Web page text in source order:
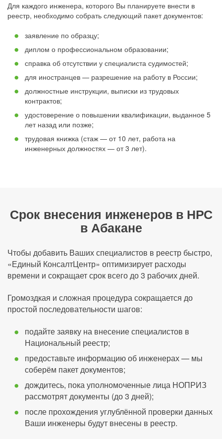
Для каждого инженера, которого Вы планируете внести в
реестр, необходимо собрать следующий пакет документов:
заявление по образцу;
диплом о профессиональном образовании;
справка об отсутствии у специалиста судимостей;
для иностранцев — разрешение на работу в России;
должностные инструкции, выписки из трудовых
контрактов;
удостоверение о повышении квалификации, выданное 5
лет назад или позже;
трудовая книжка (стаж — от 10 лет, работа на
инженерных должностях — от 3 лет).
Срок внесения инженеров в НРС
в Абакане
Чтобы добавить Ваших специалистов в реестр быстро,
«Единый КонсалтЦентр» оптимизирует расходы
времени и сокращает срок всего до 3 рабочих дней.
Громоздкая и сложная процедура сокращается до
простой последовательности шагов:
подайте заявку на внесение специалистов в
Национальный реестр;
предоставьте информацию об инженерах — мы
соберём пакет документов;
дождитесь, пока уполномоченные лица НОПРИЗ
рассмотрят документы (до 3 дней);
после прохождения углублённой проверки данных
Ваши инженеры будут внесены в реестр.